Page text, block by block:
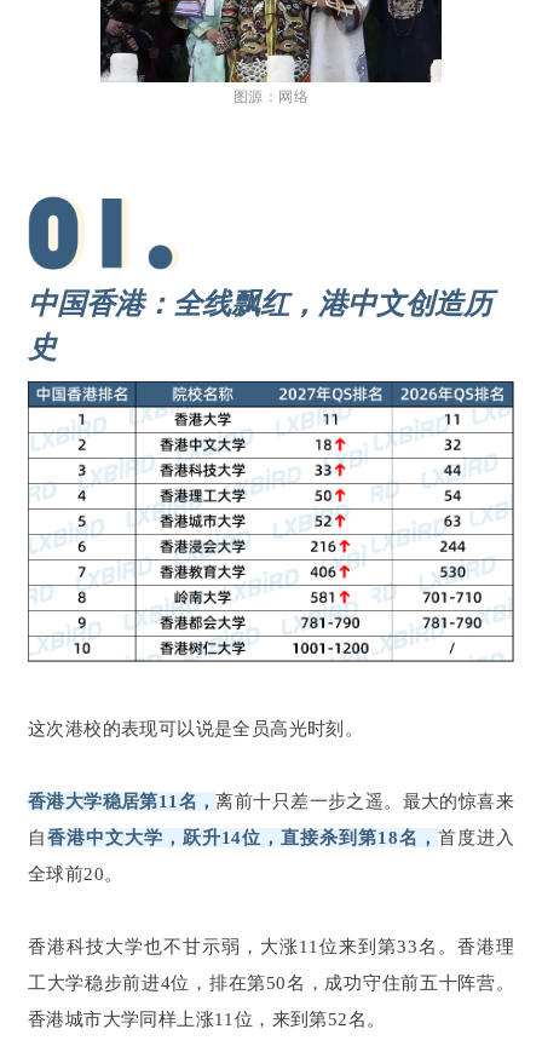
图源：网络
中国香港：全线飘红，港中文创造历
史
这次港校的表现可以说是全员高光时刻。
香港大学稳居第11名，离前十只差一步之遥。最大的惊喜来
自香港中文大学，跃升14位，直接杀到第18名， 首度进入
全球前20。
香港科技大学也不甘示弱，大涨11位来到第33名。香港理
工大学稳步前进4位，排在第50名，成功守住前五十阵营。
香港城市大学同样上涨11位，来到第52名。